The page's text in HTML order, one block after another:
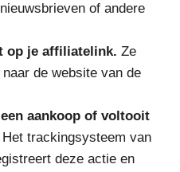
of andere
op je affiliatelink. Ze
de website van de
aankoop of voltooit
Het trackingsysteem van
deze actie en